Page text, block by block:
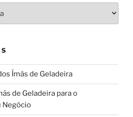
Ímãs de Geladeira
de Geladeira para o
Negócio